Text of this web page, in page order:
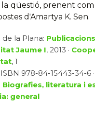
la qüestió, prenent
d'Amartya K. Sen.
de la Plana:
Jaume I, 2013 ·
, 1
ISBN 978-84-15443-34-6
Biografies, literatura i
general